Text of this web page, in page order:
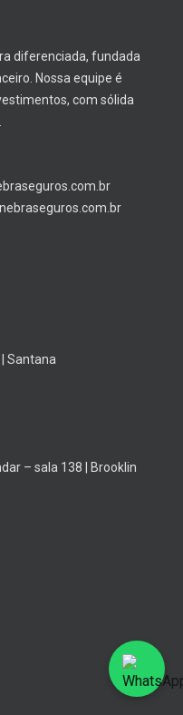
diferenciada, fundada
Nossa equipe é
com sólida
Santana
– sala 138 | Brooklin